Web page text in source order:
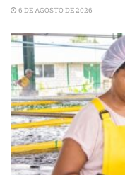
6 DE AGOSTO DE 2026